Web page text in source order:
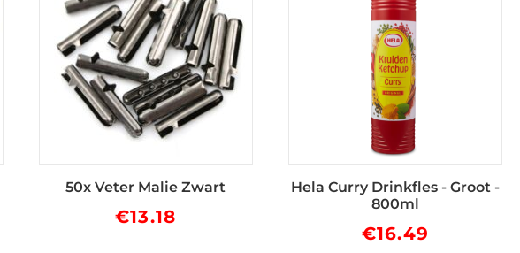
50x Veter Malie Zwart
€13.18
Hela Curry Drinkfles - Groot -
800ml
€16.49